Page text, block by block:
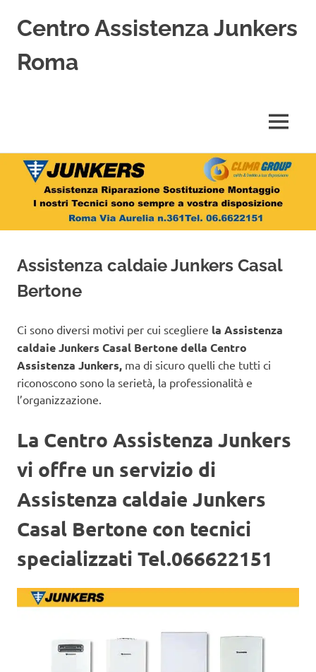
Salta
contenuto
Centro Assistenza Junkers
Roma
Riparazione,
Sostituzione,
Installazione
di
Junkers
Roma
MENU
Assistenza caldaie Junkers Casal
Bertone
Ci sono diversi motivi per cui scegliere la Assistenza
caldaie Junkers Casal Bertone della Centro
Assistenza Junkers, ma di sicuro quelli che tutti ci
riconoscono sono la serietà, la professionalità e
l’organizzazione.
La Centro Assistenza Junkers
vi offre un servizio di
Assistenza caldaie Junkers
Casal Bertone con tecnici
specializzati Tel.066622151